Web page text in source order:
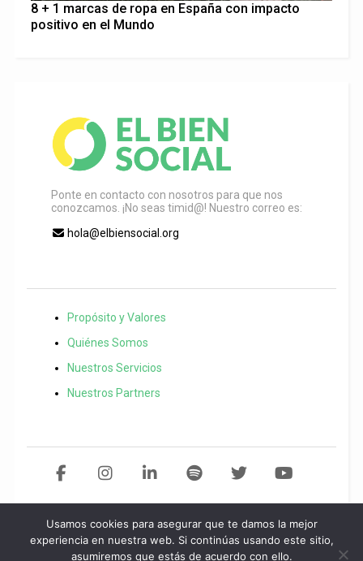
8 + 1 marcas de ropa en España con impacto
positivo en el Mundo
Ponte en contacto con nosotros para que nos
conozcamos. ¡No seas timid@! Nuestro correo es:
hola@elbiensocial.org
Propósito y Valores
Quiénes Somos
Nuestros Servicios
Nuestros Partners
Copyright 2021 El Bien Social. Todos los derechos reservadosDesarollo
Usamos cookies para asegurar que te damos la mejor
experiencia en nuestra web. Si continúas usando este sitio,
asumiremos que estás de acuerdo con ello.